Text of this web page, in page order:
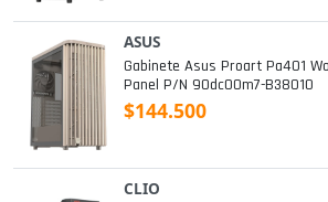
ASUS
Gabinete Asus Proart Pa401
Panel P/n 90dc00m7-B38010
$144.500
CLIO